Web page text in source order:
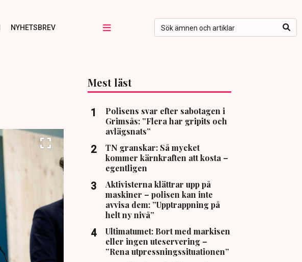
NYHETSBREV
Mest läst
Polisens svar efter sabotagen i
Grimsås: ”Flera har gripits och
avlägsnats”
TN granskar: Så mycket
kommer kärnkraften att kosta –
egentligen
Aktivisterna klättrar upp på
maskiner – polisen kan inte
avvisa dem: ”Upptrappning på
helt ny nivå”
Ultimatumet: Bort med markisen
eller ingen uteservering –
”Rena utpressningssituationen”